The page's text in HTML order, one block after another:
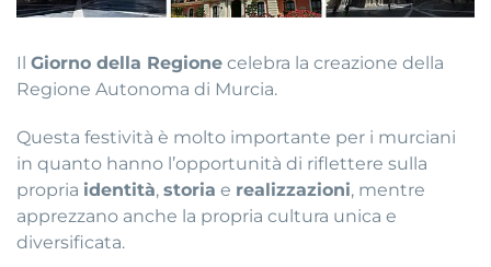
Il Giorno della Regione celebra la creazione della
Regione Autonoma di Murcia.
Questa festività è molto importante per i murciani
in quanto hanno l’opportunità di riflettere sulla
propria identità, storia e realizzazioni, mentre
apprezzano anche la propria cultura unica e
diversificata.